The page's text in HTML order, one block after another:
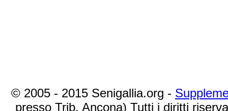
© 2005 - 2015 Senigallia.org -
presso Trib. Ancona) Tutti i diritti